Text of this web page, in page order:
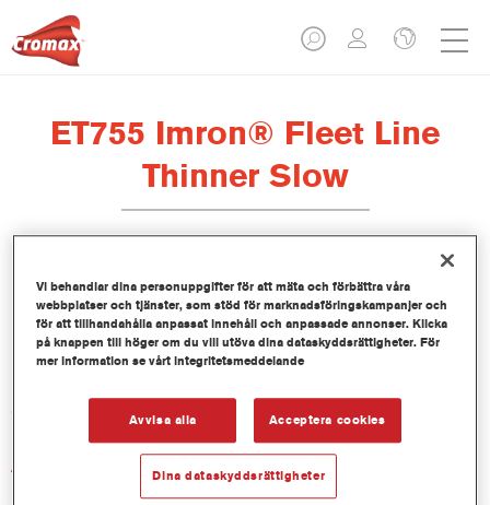
ET755 Imron® Fleet Line
Thinner Slow
Produktfunktioner
Artikelnummer
Vi behandlar dina personuppgifter för att mäta och förbättra våra
webbplatser och tjänster, som stöd för marknadsföringskampanjer och
för att tillhandahålla anpassat innehåll och anpassade annonser. Klicka
på knappen till höger om du vill utöva dina dataskyddsrättigheter. För
mer information se vårt integritetsmeddelande
Avvisa alla Acceptera cookies
Dina dataskyddsrättigheter